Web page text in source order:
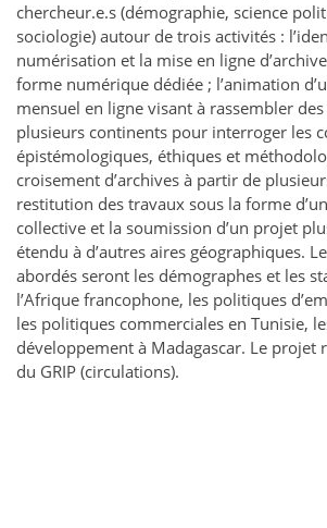
chercheur.e.s (démographie, science
sociologie) autour de trois activités :
numérisation et la mise en ligne
forme numérique dédiée ; l’animation
mensuel en ligne visant à rassembler
plusieurs continents pour interroger les
épistémologiques, éthiques et
croisement d’archives à partir de
restitution des travaux sous la forme
collective et la soumission d’un projet
étendu à d’autres aires géographiques.
abordés seront les démographes et les
l’Afrique francophone, les politiques
les politiques commerciales en Tunisie,
développement à Madagascar. Le projet
du GRIP (circulations).